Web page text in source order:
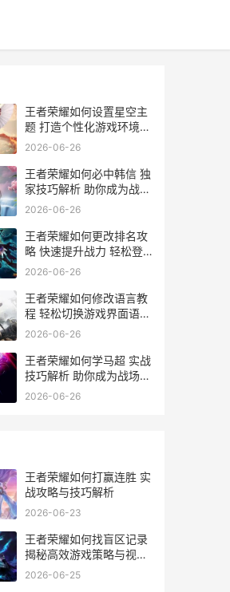
王者荣耀如何设置星空主
题 打造个性化游戏环境全
攻略
2026-06-26
王者荣耀如何必中韩信 独
家技巧解析 助你成为战场
常胜将军
2026-06-26
王者荣耀如何更改排名攻
略 快速提升战力 轻松登
顶排行榜
2026-06-26
王者荣耀如何修改语言教
程 轻松切换游戏界面语言
指南
2026-06-26
王者荣耀如何学马超 实战
技巧解析 助你成为战场马
超高手
2026-06-26
王者荣耀如何打赢连胜 实
战攻略与技巧解析
2026-06-23
王者荣耀如何找盲区记录
揭秘高效游戏策略与视野
掌控技巧
2026-06-25